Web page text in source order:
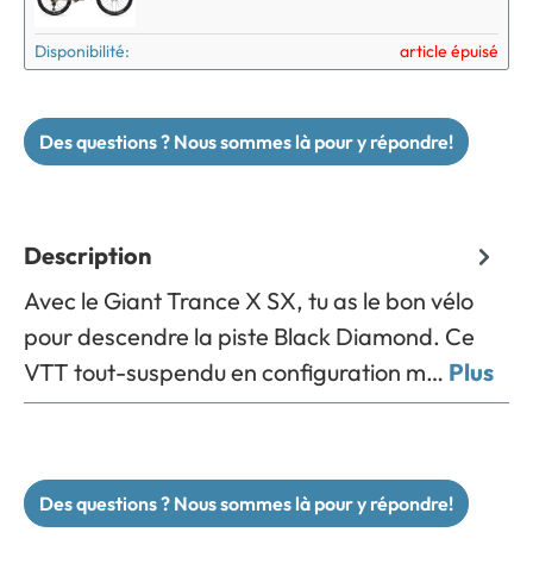
Disponibilité: article épuisé
Des questions ? Nous sommes là pour y répondre!
Description
Avec le Giant Trance X SX, tu as le bon vélo
pour descendre la piste Black Diamond. Ce
VTT tout-suspendu en configuration m… Plus
Des questions ? Nous sommes là pour y répondre!